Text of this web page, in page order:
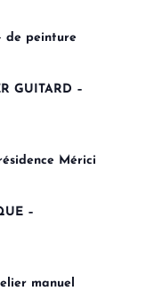
de peinture
GUITARD –
Mérici
–
manuel